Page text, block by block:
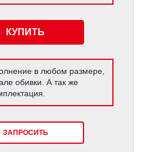
КУПИТЬ
в любом размере,
обивки. А так же
ЗАПРОСИТЬ